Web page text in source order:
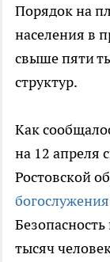
Порядок на
населения в
свыше пяти
структур.
Как
на 12 апреля
Ростовской
богослужения
тысяч